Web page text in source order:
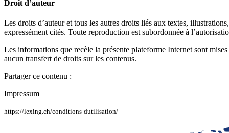
Droit d’auteur
Les droits d’auteur et tous les autres droits liés aux textes,
expressément cités. Toute reproduction est subordonnée à
Les informations que recèle la présente plateforme Internet sont
aucun transfert de droits sur les contenus.
Partager ce contenu :
Impressum
https://lexing.ch/conditions-dutilisation/